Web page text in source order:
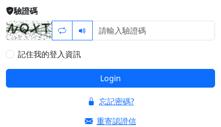
驗證碼
記住我的登入資訊
Login
忘記密碼?
重寄認證信